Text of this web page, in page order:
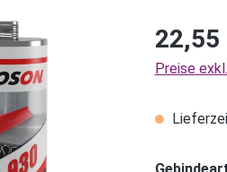
22,55
Preise